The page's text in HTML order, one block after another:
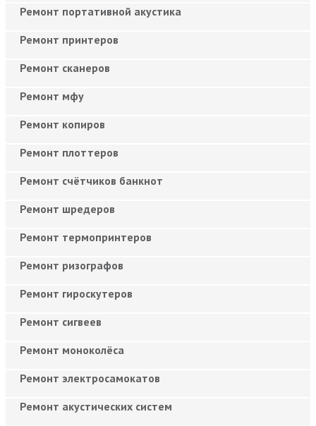
Ремонт портативной акустика
Ремонт принтеров
Ремонт сканеров
Ремонт мфу
Ремонт копиров
Ремонт плоттеров
Ремонт счётчиков банкнот
Ремонт шредеров
Ремонт термопринтеров
Ремонт ризографов
Ремонт гироскутеров
Ремонт сигвеев
Ремонт моноколёса
Ремонт электросамокатов
Ремонт акустических систем